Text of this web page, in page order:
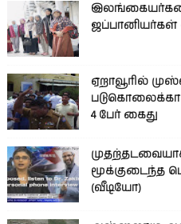
ஏறாவூரில்
4 பேர் கைது
மூக்குடைந்த
(வீடியோ)